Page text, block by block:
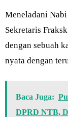
Meneladani
Sekretaris
dengan sebuah
nyata dengan
Baca Juga:
DPRD NTB,